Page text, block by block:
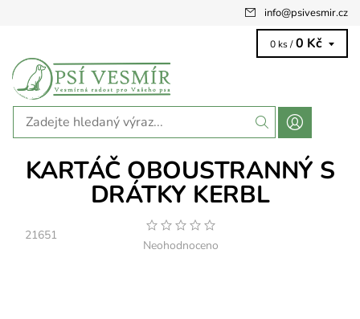
info@psivesmir.cz
0 ks / 0 Kč
KARTÁČ OBOUSTRANNÝ S
DRÁTKY KERBL
21651
Neohodnoceno